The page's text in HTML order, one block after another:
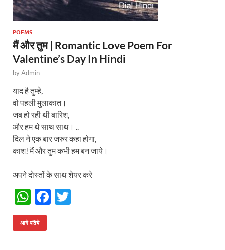
POEMS
मैं और तुम | Romantic Love Poem For
Valentine’s Day In Hindi
byAdmin
याद है तुम्हे,
वो पहली मुलाकात।
जब हो रही थी बारिश,
और हम थे साथ साथ। ..
दिल ने एक बार जरुर कहा होगा,
काश! मैं और तुम कभी हम बन जाये।
अपने दोस्तों के साथ शेयर करे
W
h
at
F
आगे पढिये